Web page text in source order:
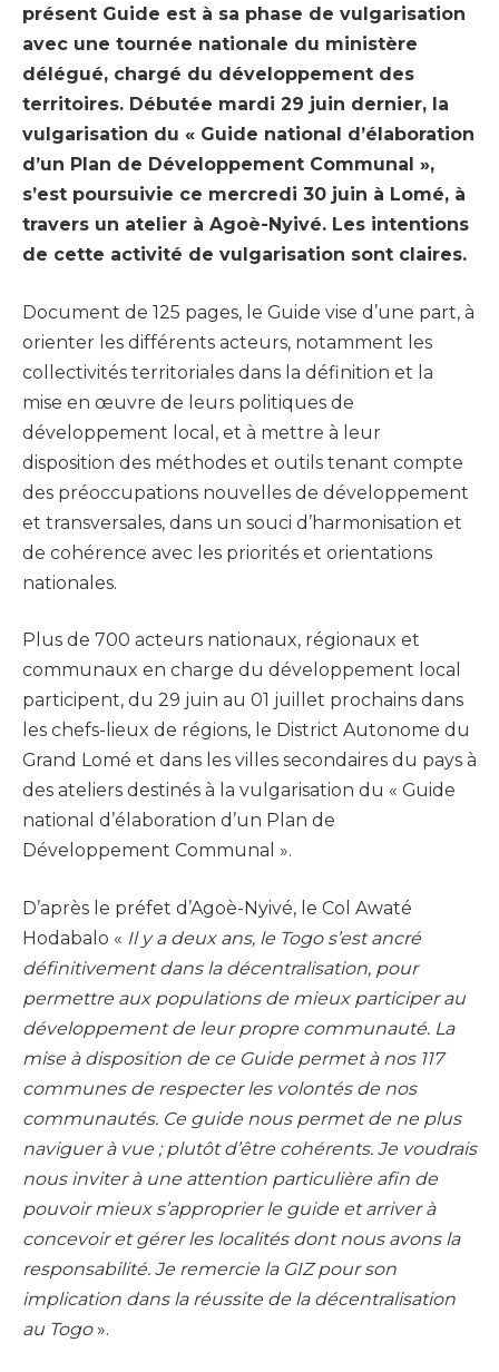
présent Guide est à sa phase de vulgarisation
avec une tournée nationale du ministère
délégué, chargé du développement des
territoires. Débutée mardi 29 juin dernier, la
vulgarisation du « Guide national d’élaboration
d’un Plan de Développement Communal »,
s’est poursuivie ce mercredi 30 juin à Lomé, à
travers un atelier à Agoè-Nyivé. Les intentions
de cette activité de vulgarisation sont claires.
Document de 125 pages, le Guide vise d’une part, à
orienter les différents acteurs, notamment les
collectivités territoriales dans la définition et la
mise en œuvre de leurs politiques de
développement local, et à mettre à leur
disposition des méthodes et outils tenant compte
des préoccupations nouvelles de développement
et transversales, dans un souci d’harmonisation et
de cohérence avec les priorités et orientations
nationales.
Plus de 700 acteurs nationaux, régionaux et
communaux en charge du développement local
participent, du 29 juin au 01 juillet prochains dans
les chefs-lieux de régions, le District Autonome du
Grand Lomé et dans les villes secondaires du pays à
des ateliers destinés à la vulgarisation du « Guide
national d’élaboration d’un Plan de
Développement Communal ».
D’après le préfet d’Agoè-Nyivé, le Col Awaté
Hodabalo « Il y a deux ans, le Togo s’est ancré
définitivement dans la décentralisation, pour
permettre aux populations de mieux participer au
développement de leur propre communauté. La
mise à disposition de ce Guide permet à nos 117
communes de respecter les volontés de nos
communautés. Ce guide nous permet de ne plus
naviguer à vue ; plutôt d’être cohérents. Je voudrais
nous inviter à une attention particulière afin de
pouvoir mieux s’approprier le guide et arriver à
concevoir et gérer les localités dont nous avons la
responsabilité. Je remercie la GIZ pour son
implication dans la réussite de la décentralisation
au Togo».